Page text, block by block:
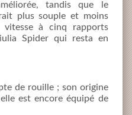
tandis que le
plus souple et moins
à cinq rapports
Spider qui resta en
de rouille ; son origine
est encore équipé de